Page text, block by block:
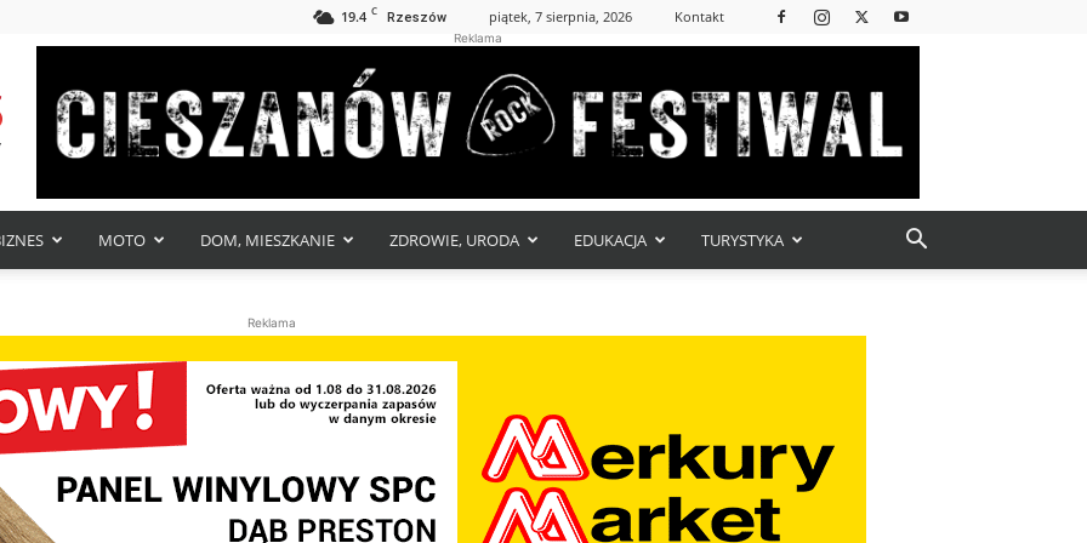
19.4 C Rzeszów piątek, 7 sierpnia, 2026 Kontakt
Reklama
MOTO DOM, MIESZKANIE ZDROWIE, URODA EDUKACJA TURYSTYKA
Reklama